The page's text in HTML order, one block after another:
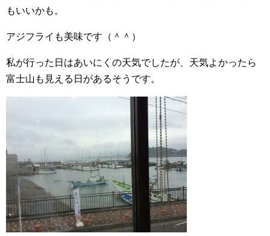
もいいかも。
アジフライも美味です（＾＾）
私が行った日はあいにくの天気でしたが、天気よかったら
富士山も見える日があるそうです。